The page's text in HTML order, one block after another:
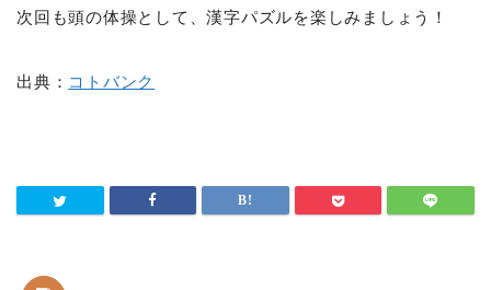
次回も頭の体操として、漢字パズルを楽しみましょう！
出典： コトバンク